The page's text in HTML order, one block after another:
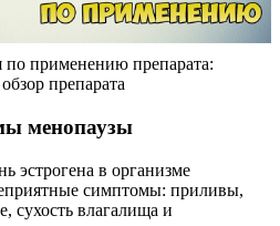
применению препарата:
препарата
менопаузы
эстрогена в организме
симптомы: приливы,
сухость влагалища и